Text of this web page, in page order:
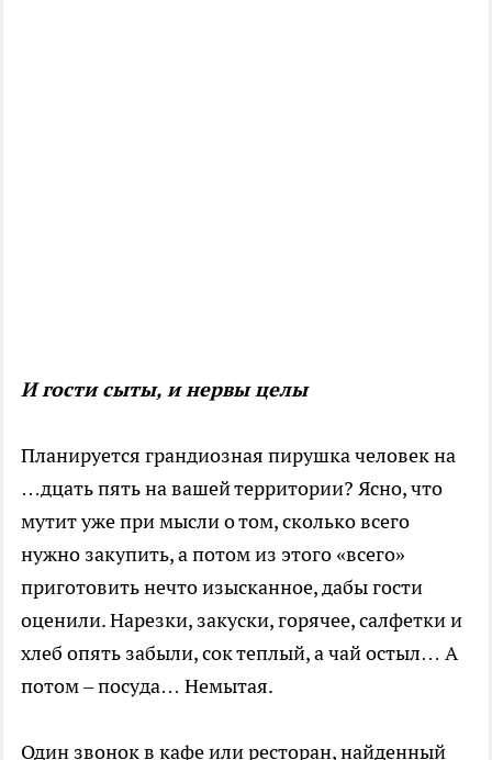
И гости сыты, и нервы целы
Планируется грандиозная пирушка человек на
…дцать пять на вашей территории? Ясно, что
мутит уже при мысли о том, сколько всего
нужно закупить, а потом из этого «всего»
приготовить нечто изысканное, дабы гости
оценили. Нарезки, закуски, горячее, салфетки и
хлеб опять забыли, сок теплый, а чай остыл… А
потом – посуда… Немытая.
Один звонок в кафе или ресторан, найденный